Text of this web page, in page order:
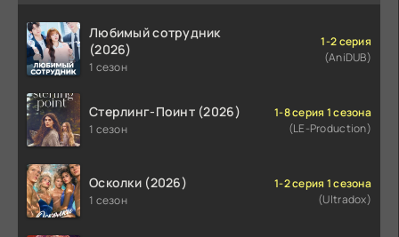
Любимый сотрудник
(2026)
1 сезон
1-2 серия
(AniDUB)
Стерлинг-Поинт (2026)
1 сезон
1-8 серия 1 сезона
(LE-Production)
Осколки (2026)
1 сезон
1-2 серия 1 сезона
(Ultradox)